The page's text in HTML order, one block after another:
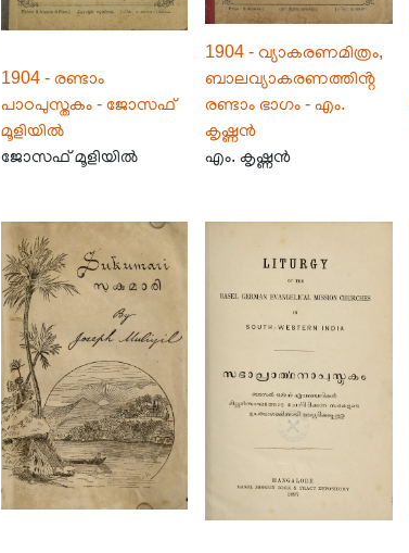
1904 - രണ്ടാം
പാഠപുസ്തകം - ജോസഫ്
മൂളിയിൽ
ജോസഫ് മൂളിയിൽ
1904 - വ്യാകരണമിത്രം,
ബാലവ്യാകരണത്തിൻ്റ
രണ്ടാം ഭാഗം - എം.
കൃഷ്ണൻ
എം. കൃഷ്ണൻ